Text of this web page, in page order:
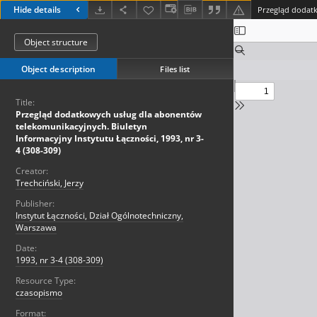
Hide details
Object structure
Object description Files list
Title:
Przegląd dodatkowych usług dla abonentów
telekomunikacyjnych. Biuletyn
Informacyjny Instytutu Łączności, 1993, nr 3-
4 (308-309)
Creator:
Trechciński, Jerzy
Publisher:
Instytut Łączności, Dział Ogólnotechniczny,
Warszawa
Date:
1993, nr 3-4 (308-309)
Resource Type:
czasopismo
Format: